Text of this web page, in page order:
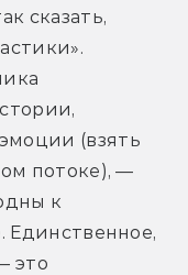
сказать,
(взять
потоке), —
к
Единственное,
это